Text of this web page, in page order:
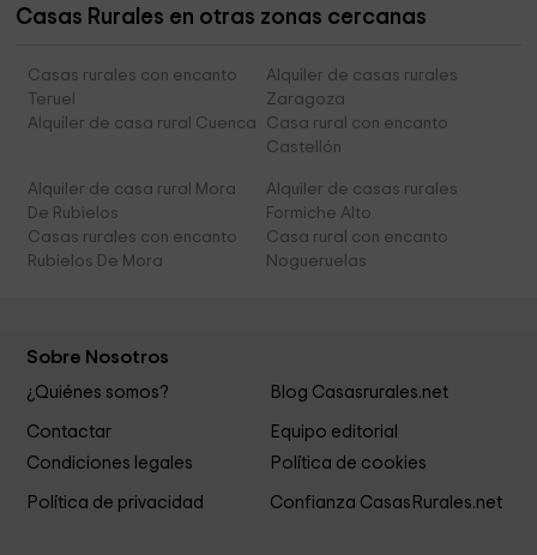
Casas Rurales en otras zonas cercanas
Casas rurales con encanto
Teruel
Alquiler de casas rurales
Zaragoza
Alquiler de casa rural Cuenca
Casa rural con encanto
Castellón
Alquiler de casa rural Mora
De Rubielos
Alquiler de casas rurales
Formiche Alto
Casas rurales con encanto
Rubielos De Mora
Casa rural con encanto
Nogueruelas
Sobre Nosotros
¿Quiénes somos? Blog Casasrurales.net
Contactar
Equipo editorial
Condiciones legales
Política de cookies
Política de privacidad Confianza CasasRurales.net